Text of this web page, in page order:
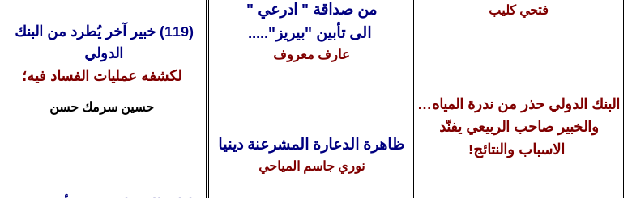
(
119) خبير آخر يُطرد من البنك
الدولي
لكشفه عمليات الفساد فيه؛
حسين سرمك حسن
من صداقة " ادرعي "
الى تأبين "بيريز".....
عارف معروف
ظاهرة الدعارة المشرعنة دينيا
نوري جاسم المياحي
فتحي كليب
البنك الدولي حذر من ندرة المياه…
والخبير صاحب الربيعي يفنّد
الاسباب والنتائج!